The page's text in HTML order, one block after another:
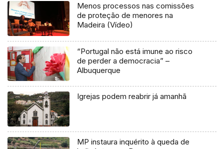
Menos processos nas comissões
de proteção de menores na
Madeira (Vídeo)
“Portugal não está imune ao risco
de perder a democracia” –
Albuquerque
Igrejas podem reabrir já amanhã
MP instaura inquérito à queda de